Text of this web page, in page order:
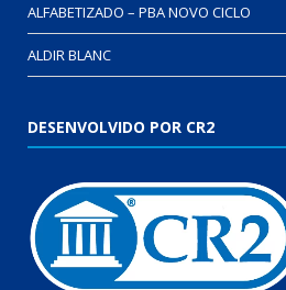
ALFABETIZADO – PBA NOVO CICLO
ALDIR BLANC
DESENVOLVIDO POR CR2